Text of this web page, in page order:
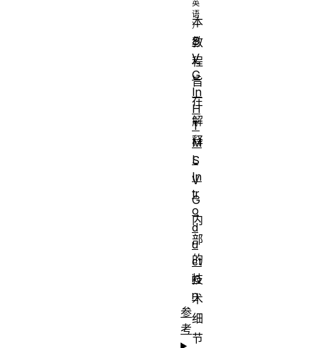
本
教
程
旨
在
解
释
S
V
G
内
部
的
技
术
细
节
S
V
G
In
H
T
M
L
In
tr
o
d
u
ct
io
n
参
考